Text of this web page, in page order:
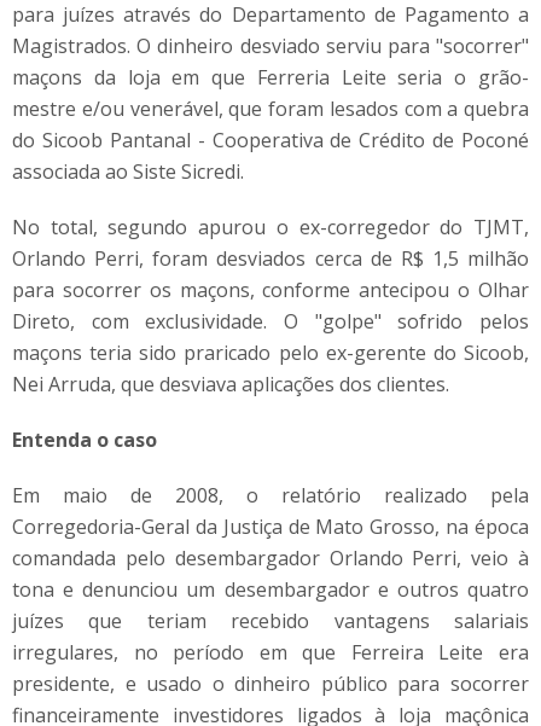
para juízes através do Departamento de Pagamento a
Magistrados. O dinheiro desviado serviu para "socorrer"
maçons da loja em que Ferreria Leite seria o grão-
mestre e/ou venerável, que foram lesados com a quebra
do Sicoob Pantanal - Cooperativa de Crédito de Poconé
associada ao Siste Sicredi.
No total, segundo apurou o ex-corregedor do TJMT,
Orlando Perri, foram desviados cerca de R$ 1,5 milhão
para socorrer os maçons, conforme antecipou o Olhar
Direto, com exclusividade. O "golpe" sofrido pelos
maçons teria sido praricado pelo ex-gerente do Sicoob,
Nei Arruda, que desviava aplicações dos clientes.
Entenda o caso
Em maio de 2008, o relatório realizado pela
Corregedoria-Geral da Justiça de Mato Grosso, na época
comandada pelo desembargador Orlando Perri, veio à
tona e denunciou um desembargador e outros quatro
juízes que teriam recebido vantagens salariais
irregulares, no período em que Ferreira Leite era
presidente, e usado o dinheiro público para socorrer
financeiramente investidores ligados à loja maçônica